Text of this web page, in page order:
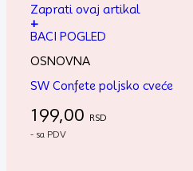
Zaprati ovaj artikal
+
BACI POGLED
OSNOVNA
SW Confete poljsko cveće
199,00 RSD
- sa PDV